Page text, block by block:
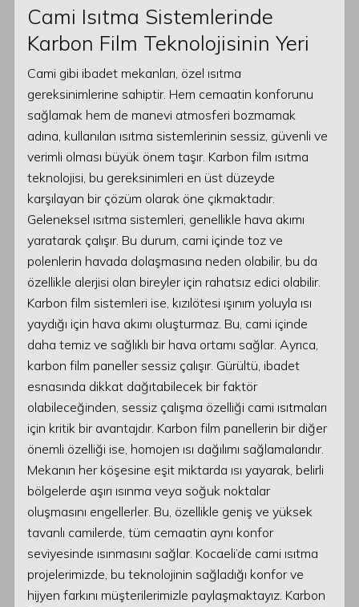
Cami Isıtma Sistemlerinde
Karbon Film Teknolojisinin Yeri
Cami gibi ibadet mekanları, özel ısıtma
gereksinimlerine sahiptir. Hem cemaatin konforunu
sağlamak hem de manevi atmosferi bozmamak
adına, kullanılan ısıtma sistemlerinin sessiz, güvenli ve
verimli olması büyük önem taşır. Karbon film ısıtma
teknolojisi, bu gereksinimleri en üst düzeyde
karşılayan bir çözüm olarak öne çıkmaktadır.
Geleneksel ısıtma sistemleri, genellikle hava akımı
yaratarak çalışır. Bu durum, cami içinde toz ve
polenlerin havada dolaşmasına neden olabilir, bu da
özellikle alerjisi olan bireyler için rahatsız edici olabilir.
Karbon film sistemleri ise, kızılötesi ışınım yoluyla ısı
yaydığı için hava akımı oluşturmaz. Bu, cami içinde
daha temiz ve sağlıklı bir hava ortamı sağlar. Ayrıca,
karbon film paneller sessiz çalışır. Gürültü, ibadet
esnasında dikkat dağıtabilecek bir faktör
olabileceğinden, sessiz çalışma özelliği cami ısıtmaları
için kritik bir avantajdır. Karbon film panellerin bir diğer
önemli özelliği ise, homojen ısı dağılımı sağlamalarıdır.
Mekanın her köşesine eşit miktarda ısı yayarak, belirli
bölgelerde aşırı ısınma veya soğuk noktalar
oluşmasını engellerler. Bu, özellikle geniş ve yüksek
tavanlı camilerde, tüm cemaatin aynı konfor
seviyesinde ısınmasını sağlar. Kocaeli’de cami ısıtma
projelerimizde, bu teknolojinin sağladığı konfor ve
hijyen farkını müşterilerimizle paylaşmaktayız. Karbon